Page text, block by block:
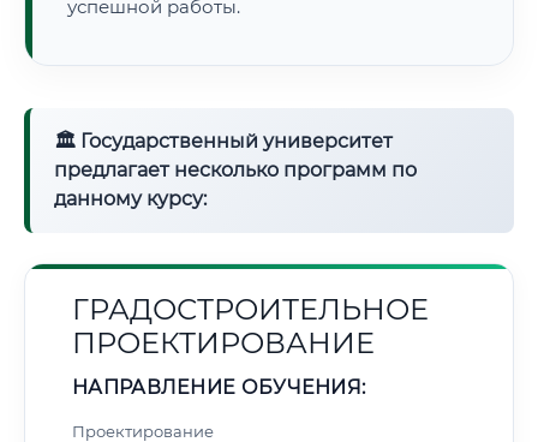
успешной работы.
🏛 Государственный университет
предлагает несколько программ по
данному курсу:
ГРАДОСТРОИТЕЛЬНОЕ
ПРОЕКТИРОВАНИЕ
НАПРАВЛЕНИЕ ОБУЧЕНИЯ:
Проектирование